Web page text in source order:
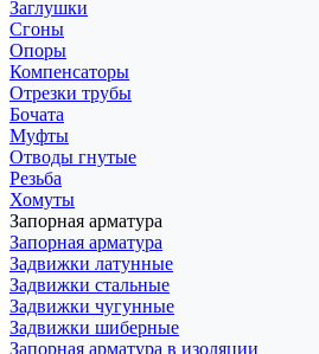
Заглушки
Сгоны
Опоры
Компенсаторы
Отрезки трубы
Бочата
Муфты
Отводы гнутые
Резьба
Хомуты
Запорная арматура
Запорная арматура
Задвижки латунные
Задвижки стальные
Задвижки чугунные
Задвижки шиберные
Запорная арматура в изоляции